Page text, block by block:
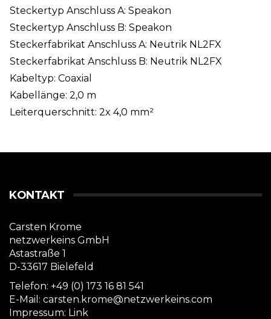
Steckertyp Anschluss A: Speakon
Steckertyp Anschluss B: Speakon
Steckerfabrikat Anschluss A: Neutrik NL2FX
Steckerfabrikat Anschluss B: Neutrik NL2FX
Kabeltyp: Coaxial
Kabellänge: 2,0 m
Leiterquerschnitt: 2x 4,0 mm²
KONTAKT
Carsten Krome
netzwerkeins GmbH
Astastraße 1
D-33617 Bielefeld
Telefon: +49 (0) 173 16 81 541
E-Mail: carsten.krome@netzwerkeins.com
Impressum: Link